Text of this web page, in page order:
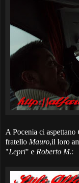
A Pocenia ci aspettano
fratello Mauro,il loro
"Lepri" e Roberto M.: